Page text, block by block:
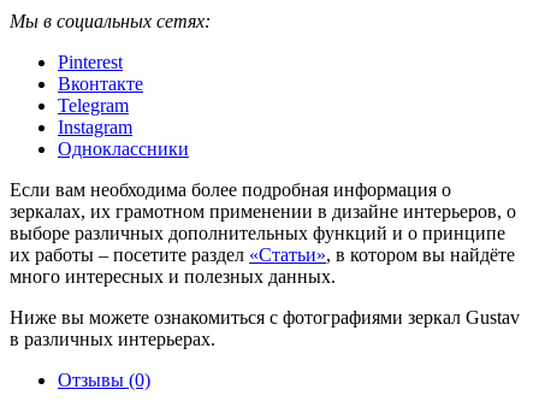
Мы в социальных сетях:
Pinterest
Вконтакте
Telegram
Instagram
Одноклассники
Если вам необходима более подробная информация о
зеркалах, их грамотном применении в дизайне интерьеров, о
выборе различных дополнительных функций и о принципе
их работы – посетите раздел «Статьи», в котором вы найдёте
много интересных и полезных данных.
Ниже вы можете ознакомиться с фотографиями зеркал Gustav
в различных интерьерах.
Отзывы (0)